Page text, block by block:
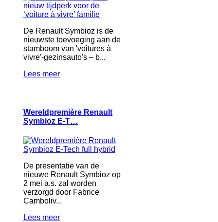
De Renault Symbioz is de
nieuwste toevoeging aan de
stamboom van 'voitures à
vivre'-gezinsauto's – b...
Lees meer
Wereldpremière Renault
Symbioz E-T…
De presentatie van de
nieuwe Renault Symbioz op
2 mei a.s. zal worden
verzorgd door Fabrice
Camboliv...
Lees meer